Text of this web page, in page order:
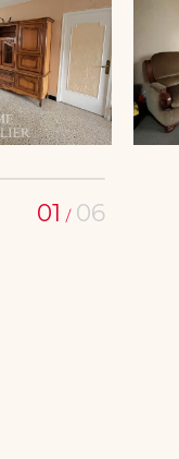
01 /06